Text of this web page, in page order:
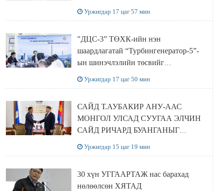
Уржигдар 17 цаг 57 мин
"ДЦС-3” ТӨХК-ийн нэн
шаардлагатай “Турбингенератор-5”-
ын шинэчлэлийн төсвийг
Уржигдар 17 цаг 50 мин
САЙД Т.АУБАКИР АНУ-ААС
МОНГОЛ УЛСАД СУУГАА ЭЛЧИН
САЙД РИЧАРД БУАНГАНЫГ
Уржигдар 15 цаг 19 мин
30 хүн УГГААРТАЖ нас барахад
нөлөөлсөн ХЯТАД